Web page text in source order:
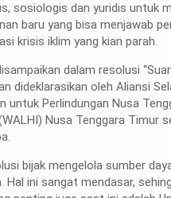
sosiologis dan yuridis untuk
baru yang bisa menjawab
krisis iklim yang kian parah.
dalam resolusi
dideklarasikan oleh Aliansi
Perlindungan Nusa
Nusa Tenggara Timur
bijak mengelola sumber
ini sangat mendasar,